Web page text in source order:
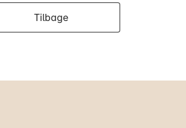
Tilbage